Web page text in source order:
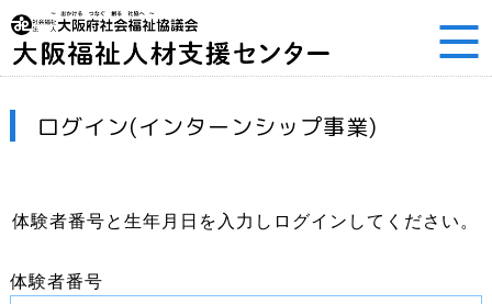
ログイン(インターンシップ事業)
体験者番号と生年月日を入力しログインしてください。
体験者番号